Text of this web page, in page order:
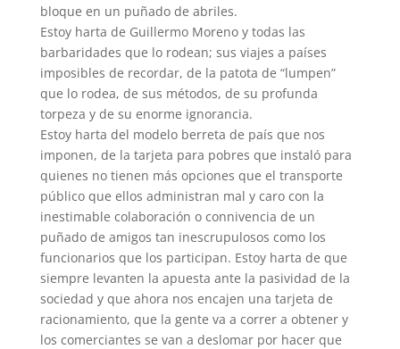
bloque en un puñado de abriles.
Estoy harta de Guillermo Moreno y todas las
barbaridades que lo rodean; sus viajes a países
imposibles de recordar, de la patota de “lumpen”
que lo rodea, de sus métodos, de su profunda
torpeza y de su enorme ignorancia.
Estoy harta del modelo berreta de país que nos
imponen, de la tarjeta para pobres que instaló para
quienes no tienen más opciones que el transporte
público que ellos administran mal y caro con la
inestimable colaboración o connivencia de un
puñado de amigos tan inescrupulosos como los
funcionarios que los participan. Estoy harta de que
siempre levanten la apuesta ante la pasividad de la
sociedad y que ahora nos encajen una tarjeta de
racionamiento, que la gente va a correr a obtener y
los comerciantes se van a deslomar por hacer que